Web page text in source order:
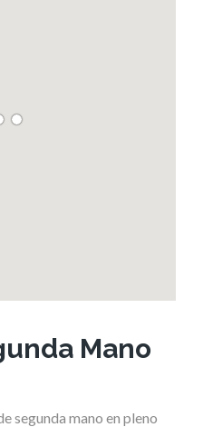
Mano
segunda mano en pleno